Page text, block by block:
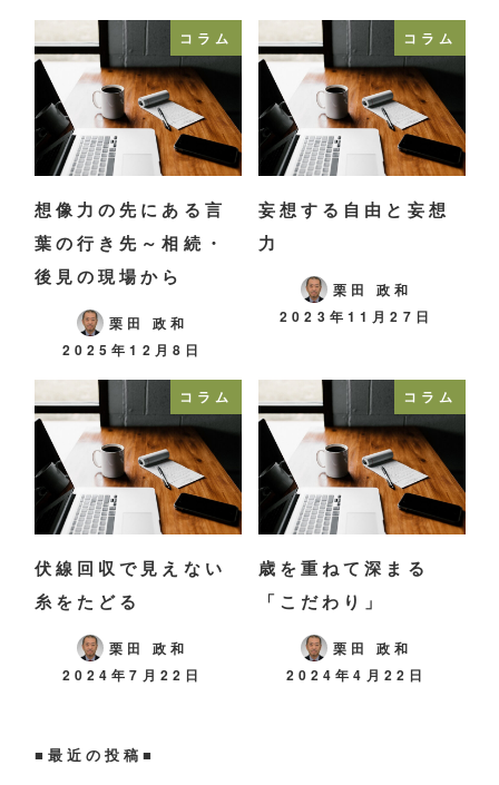
コラム
想像力の先にある言
葉の行き先～相続・
後見の現場から
栗田 政和
2025年12月8日
コラム
妄想する自由と妄想
力
栗田 政和
2023年11月27日
コラム
伏線回収で見えない
糸をたどる
栗田 政和
2024年7月22日
コラム
歳を重ねて深まる
「こだわり」
栗田 政和
2024年4月22日
■ 最近の投稿■